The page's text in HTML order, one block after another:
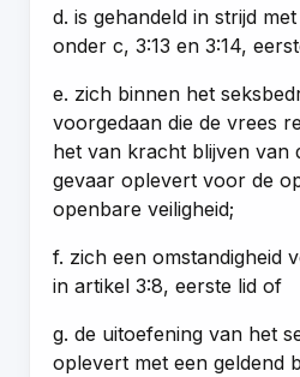
d. is gehandeld in strijd
onder c, 3:13 en 3:14,
e. zich binnen het
voorgedaan die de vrees
het van kracht blijven van
gevaar oplevert voor de
openbare veiligheid;
f. zich een omstandigheid
in artikel 3:8, eerste lid of
g. de uitoefening van het
oplevert met een geldend